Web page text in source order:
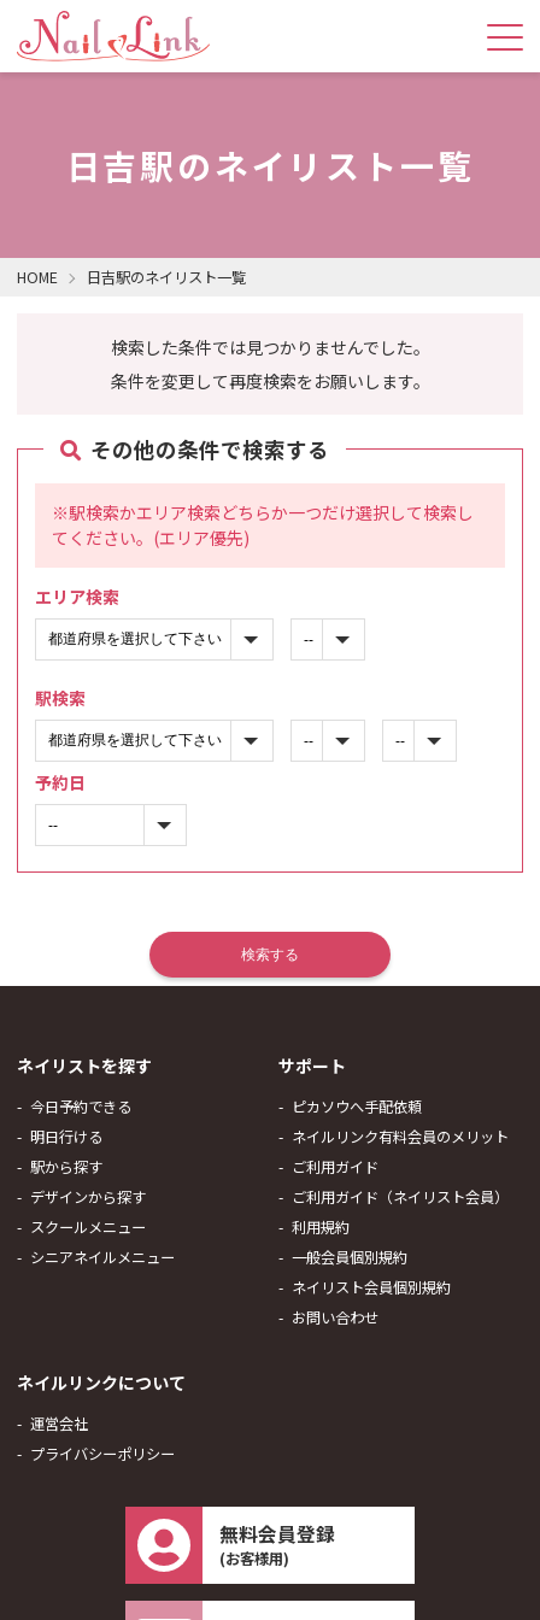
日吉駅のネイリスト一覧
HOME 日吉駅のネイリスト一覧
検索した条件では見つかりませんでした。
条件を変更して再度検索をお願いします。
その他の条件で検索する
※駅検索かエリア検索どちらか一つだけ選択して検索し
てください。(エリア優先)
エリア検索
駅検索
予約日
ネイリストを探す
今日予約できる
明日行ける
駅から探す
デザインから探す
スクールメニュー
シニアネイルメニュー
サポート
ピカソウへ手配依頼
ネイルリンク有料会員のメリット
ご利用ガイド
ご利用ガイド（ネイリスト会員）
利用規約
一般会員個別規約
ネイリスト会員個別規約
お問い合わせ
ネイルリンクについて
運営会社
プライバシーポリシー
無料会員登録
(お客様用)